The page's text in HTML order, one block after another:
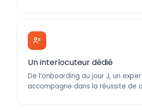
Un interlocuteur dédié
De l’onboarding au jour J, un
accompagne dans la réussite de